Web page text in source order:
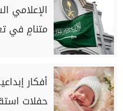
الإعلامي
متنامٍ في
أفكار
حفلات